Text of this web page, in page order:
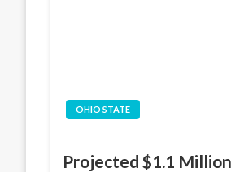
OHIO STATE
Projected $1.1